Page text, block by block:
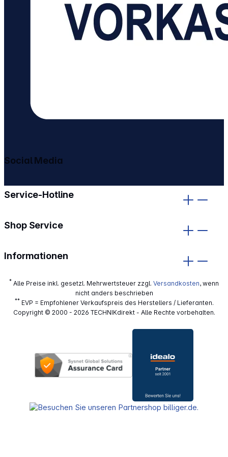
Service-Hotline
Shop Service
Informationen
Social Media
* Alle Preise inkl. gesetzl. Mehrwertsteuer zzgl. Versandkosten, wenn
nicht anders beschrieben
**EVP = Empfohlener Verkaufspreis des Herstellers / Lieferanten.
Copyright © 2000 - 2026 TECHNIKdirekt - Alle Rechte vorbehalten.